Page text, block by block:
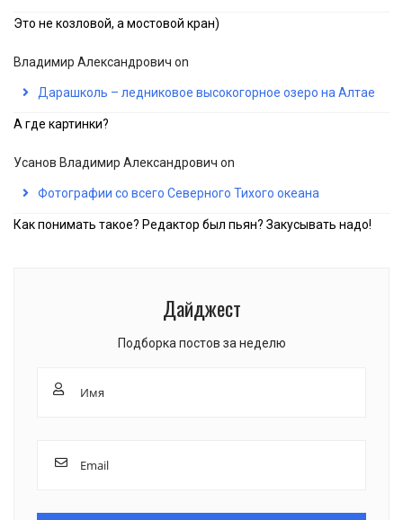
Это не козловой, а мостовой кран)
Владимир Александрович on
Дарашколь – ледниковое высокогорное озеро на Алтае
А где картинки?
Усанов Владимир Александрович on
Фотографии со всего Северного Тихого океана
Как понимать такое? Редактор был пьян? Закусывать надо!
Дайджест
Подборка постов за неделю